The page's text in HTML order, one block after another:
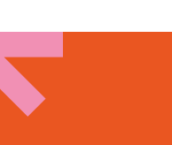
flirte avec un chêne,
de la forêt
d’une 1⁄2 journée de